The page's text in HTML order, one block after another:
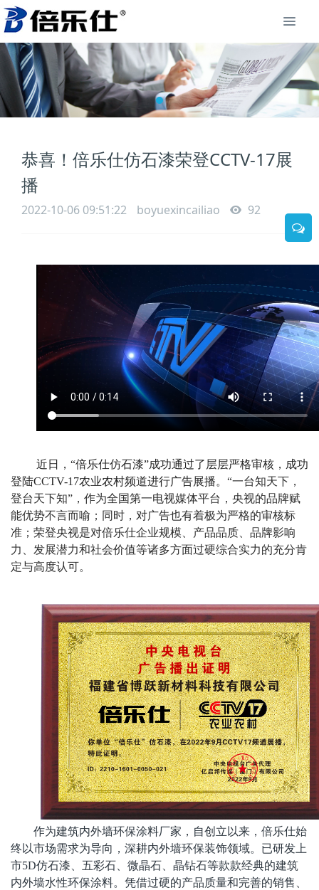
恭喜！倍乐仕仿石漆荣登CCTV-17展
播
2022-10-06 09:51:22 boyuexincailiao 92
近日， “倍乐仕仿石漆”成功通过了层层严格审核， 成功
登陆CCTV-17农业农村频道进行广告展播。 “一台知天下，
登台天下知”，作为全国第一电视媒体平台，央视的品牌赋
能优势不言而喻；同时，对广告也有着极为严格的审核标
准；荣登央视是对倍乐仕企业规模、产品品质、品牌影响
力、发展潜力和社会价值等诸多方面过硬综合实力的充分肯
定与高度认可。
作为建筑内外墙环保涂料厂家， 自创立以来， 倍乐仕始
终以市场需求为导向，深耕内外墙环保装饰领域。已研发上
市5D仿石漆、五彩石、微晶石 晶钻石等款款经典的建筑
内外墙水性环保涂料。凭借过硬的产品质量和完善的销售、